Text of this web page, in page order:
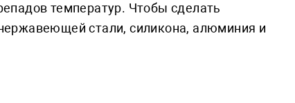
температур. Чтобы сделать
стали, силикона, алюминия и